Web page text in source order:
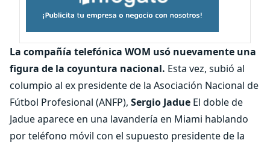
La compañía telefónica WOM usó nuevamente una
figura de la coyuntura nacional. Esta vez, subió al
columpio al ex presidente de la Asociación Nacional de
Fútbol Profesional (ANFP), Sergio Jadue El doble de
Jadue aparece en una lavandería en Miami hablando
por teléfono móvil con el supuesto presidente de la